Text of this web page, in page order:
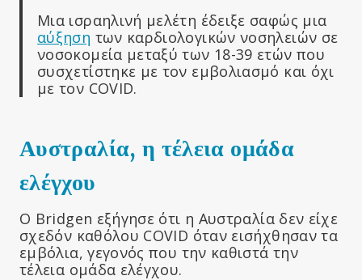
Μια ισραηλινή μελέτη έδειξε σαφώς μια
αύξηση των καρδιολογικών νοσηλειών σε
νοσοκομεία μεταξύ των 18-39 ετών που
συσχετίστηκε με τον εμβολιασμό και όχι
με τον COVID.
Αυστραλία, η τέλεια ομάδα
ελέγχου
Ο Bridgen εξήγησε ότι η Αυστραλία δεν είχε
σχεδόν καθόλου COVID όταν εισήχθησαν τα
εμβόλια, γεγονός που την καθιστά την
τέλεια ομάδα ελέγχου.